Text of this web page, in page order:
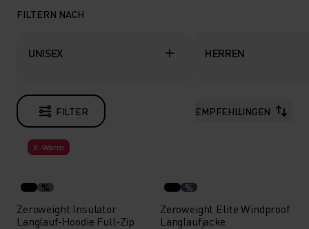
FILTERN NACH
UNISEX HERREN
FILTER EMPFEHLUNGEN
X-Warm
%
Zeroweight Insulator
Langlauf-Hoodie Full-Zip
%
Zeroweight Elite Windproof
Langlaufjacke